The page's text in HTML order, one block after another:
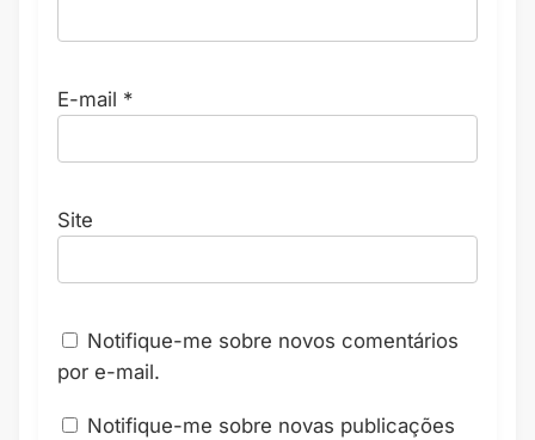
E-mail *
Site
Notifique-me sobre novos comentários
por e-mail.
Notifique-me sobre novas publicações